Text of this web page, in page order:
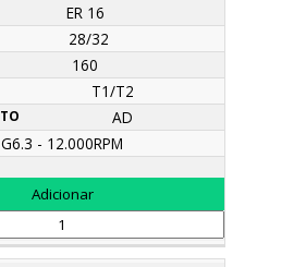
ER 16
28/32
160
T1/T2
AD
G6.3 - 12.000RPM